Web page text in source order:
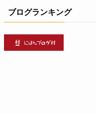
ブログランキング